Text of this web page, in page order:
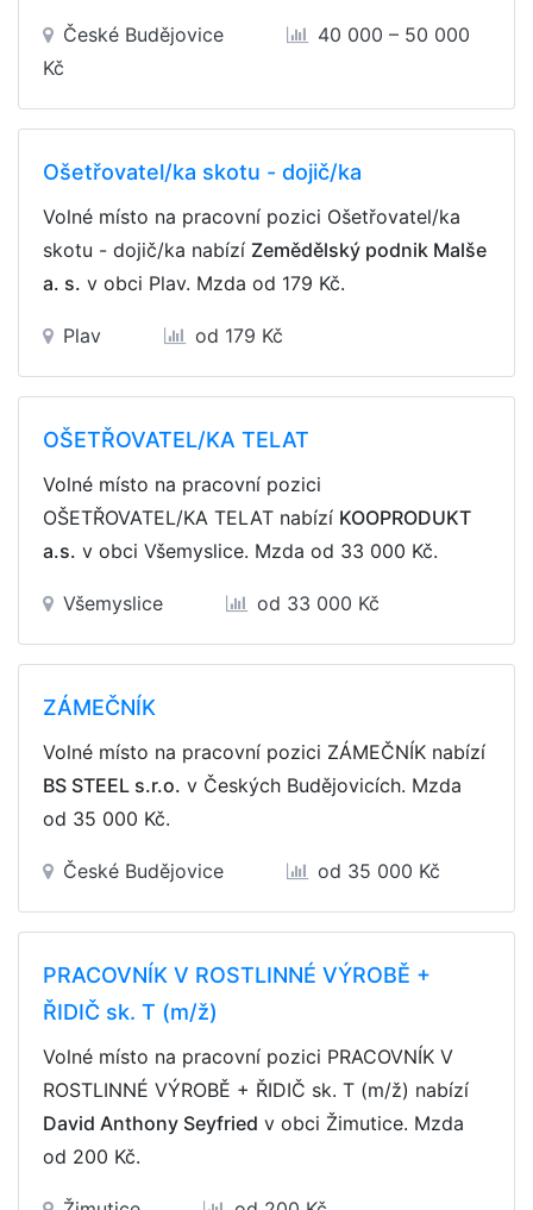
České Budějovice
40 000 – 50 000
Kč
Ošetřovatel/ka skotu - dojič/ka
Volné místo na pracovní pozici Ošetřovatel/ka
skotu - dojič/ka nabízí Zemědělský podnik Malše
a. s. v obci Plav. Mzda od 179 Kč.
Plav od 179 Kč
OŠETŘOVATEL/KA TELAT
Volné místo na pracovní pozici
OŠETŘOVATEL/KA TELAT nabízí KOOPRODUKT
a.s. v obci Všemyslice. Mzda od 33 000 Kč.
Všemyslice od 33 000 Kč
ZÁMEČNÍK
Volné místo na pracovní pozici ZÁMEČNÍK nabízí
BS STEEL s.r.o. v Českých Budějovicích. Mzda
od 35 000 Kč.
České Budějovice od 35 000 Kč
PRACOVNÍK V ROSTLINNÉ VÝROBĚ +
ŘIDIČ sk. T (m/ž)
Volné místo na pracovní pozici PRACOVNÍK V
ROSTLINNÉ VÝROBĚ + ŘIDIČ sk. T (m/ž) nabízí
David Anthony Seyfried v obci Žimutice. Mzda
od 200 Kč.